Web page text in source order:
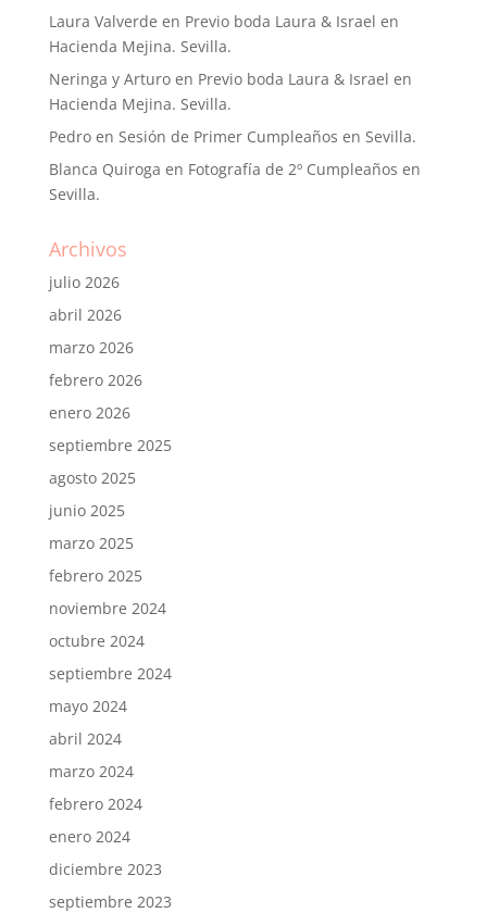
Laura Valverde en Previo boda Laura & Israel en
Hacienda Mejina. Sevilla.
Neringa y Arturoen Previo boda Laura & Israel en
Hacienda Mejina. Sevilla.
Pedroen Sesión de Primer Cumpleaños en Sevilla.
Blanca Quiroga en Fotografía de 2º Cumpleaños en
Sevilla.
Archivos
julio 2026
abril 2026
marzo 2026
febrero 2026
enero 2026
septiembre 2025
agosto 2025
junio 2025
marzo 2025
febrero 2025
noviembre 2024
octubre 2024
septiembre 2024
mayo 2024
abril 2024
marzo 2024
febrero 2024
enero 2024
diciembre 2023
septiembre 2023